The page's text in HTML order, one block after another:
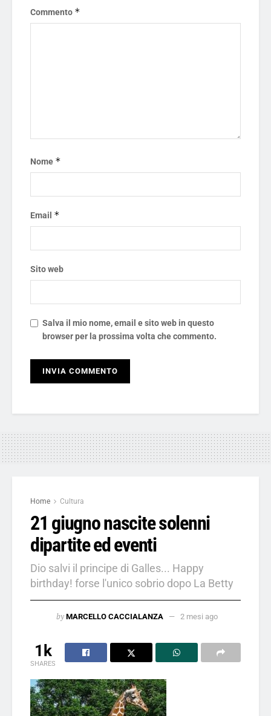
Commento *
Nome *
Email *
Sito web
Salva il mio nome, email e sito web in questo
browser per la prossima volta che commento.
Home Cultura
21 giugno nascite solenni
dipartite ed eventi
Dio salvi il principe di Galles... Happy
birthday! forse l'unico sobrio dopo La Betty
by MARCELLO CACCIALANZA 2 mesi ago
1k
SHARES